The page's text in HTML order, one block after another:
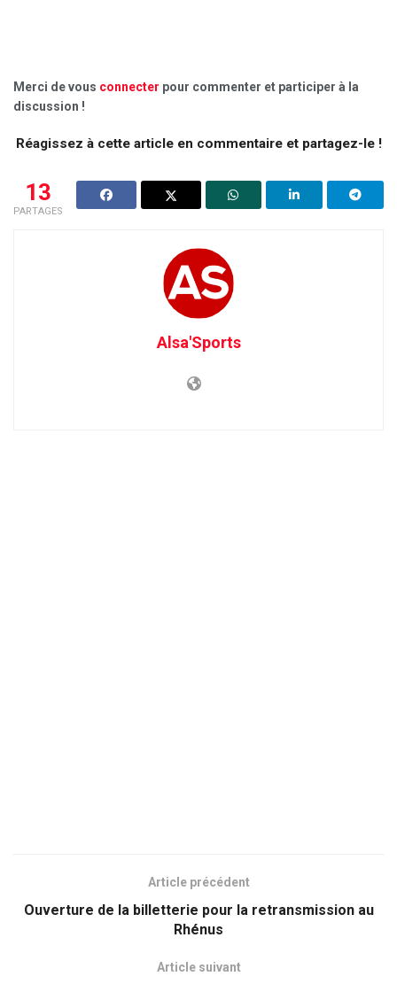
Merci de vous connecter pour commenter et participer à la
discussion !
Réagissez à cette article en commentaire et partagez-le !
13
PARTAGES
Alsa'Sports
Article précédent
Ouverture de la billetterie pour la retransmission au
Rhénus
Article suivant